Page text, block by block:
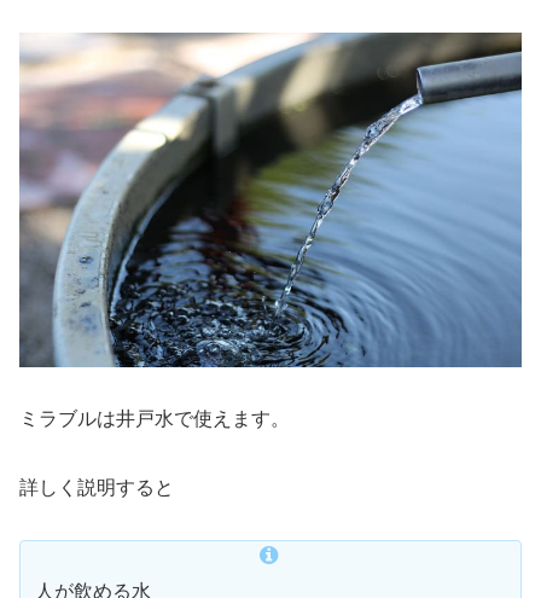
ミラブルは井戸水で使えます。
詳しく説明すると
人が飲める水